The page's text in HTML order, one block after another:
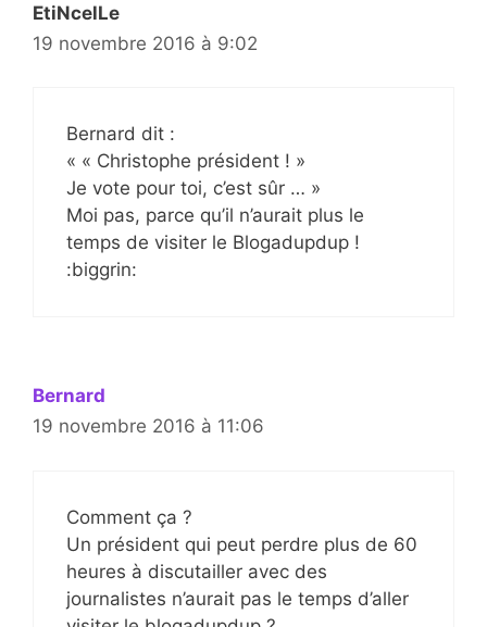
EtiNcelLe
19 novembre 2016 à 9:02
Bernard dit :
« « Christophe président ! »
Je vote pour toi, c’est sûr … »
Moi pas, parce qu’il n’aurait plus le
temps de visiter le Blogadupdup !
:biggrin:
Bernard
19 novembre 2016 à 11:06
Comment ça ?
Un président qui peut perdre plus de 60
heures à discutailler avec des
journalistes n’aurait pas le temps d’aller